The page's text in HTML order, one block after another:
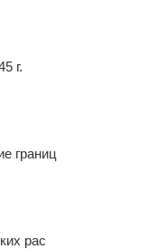
г.
границ
рас